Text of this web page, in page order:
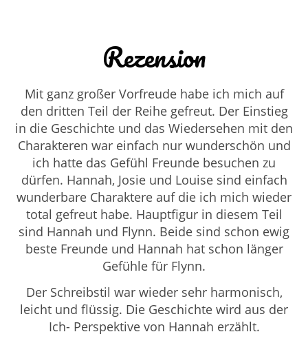
Rezension
Mit ganz großer Vorfreude habe ich mich auf
den dritten Teil der Reihe gefreut. Der Einstieg
in die Geschichte und das Wiedersehen mit den
Charakteren war einfach nur wunderschön und
ich hatte das Gefühl Freunde besuchen zu
dürfen. Hannah, Josie und Louise sind einfach
wunderbare Charaktere auf die ich mich wieder
total gefreut habe. Hauptfigur in diesem Teil
sind Hannah und Flynn. Beide sind schon ewig
beste Freunde und Hannah hat schon länger
Gefühle für Flynn.
Der Schreibstil war wieder sehr harmonisch,
leicht und flüssig. Die Geschichte wird aus der
Ich- Perspektive von Hannah erzählt.